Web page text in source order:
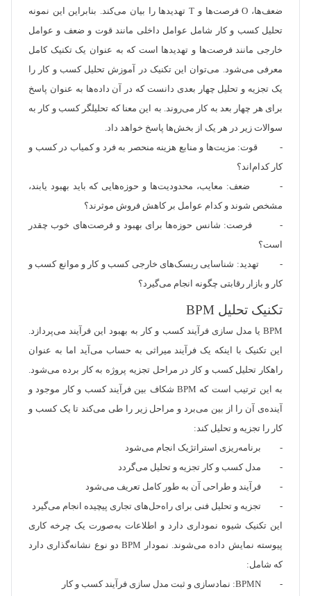
ضعف‌ها، O فرصت‌ها و T تهدیدها را بیان می‌کند. بنابراین این نمونه
تحلیل کسب و کار شامل عوامل داخلی مانند قوت و ضعف و عوامل
خارجی مانند فرصت‌ها و تهدیدها است که به عنوان یک تکنیک کامل
معرفی می‌شود. می‌توان این تکنیک در آموزش تحلیل کسب و کار را
یک تجزیه و تحلیل چهار بعدی دانست که در آن داده‌ها به عنوان پاسخ
برای هر چهار بعد به کار می‌روند. به این معنا که تحلیلگر کسب و کار به
سوالات زیر در هر یک از بخش‌ها پاسخ خواهد داد.
- قوت: مزیت‌ها و منابع هزینه منحصر به فرد و کمیاب در کسب و
کار کدام‌اند؟
- ضعف: معایب، محدودیت‌ها و حوزه‌هایی که باید بهبود یابند،
مشخص شوند و کدام عوامل بر کاهش فروش موثرند؟
- فرصت: شانس حوزه‌ها برای بهبود و فرصت‌های خوب چقدر
است؟
- تهدید: شناسایی ریسک‌های خارجی کسب و کار و موانع کسب و
کار و بازار رقابتی چگونه انجام می‌گیرد؟
تکنیک تحلیل BPM
BPM یا مدل سازی فرآیند کسب و کار به بهبود این فرآیند می‌پردازد.
این تکنیک با اینکه یک فرآیند میراثی به حساب می‌آید اما به عنوان
راهکار تحلیل کسب و کار در مراحل تجزیه پروژه به کار برده می‌شود.
به این ترتیب است که BPM شکاف بین فرآیند کسب و کار موجود و
آینده‌ی آن را از بین می‌برد و مراحل زیر را طی می‌کند تا یک کسب و
کار را تجزیه و تحلیل کند:
- برنامه‌ریزی استراتژیک انجام می‌شود
- مدل کسب و کار تجزیه و تحلیل می‌گردد
- فرآیند و طراحی آن به طور کامل تعریف می‌شود
- تجزیه و تحلیل فنی برای راه‌حل‌های تجاری پیچیده انجام می‌گیرد
این تکنیک شیوه نموداری دارد و اطلاعات به‌صورت یک چرخه کاری
پیوسته نمایش داده می‌شوند. نمودار BPM دو نوع نشانه‌گذاری دارد
که شامل:
- BPMN: نمادسازی و ثبت مدل سازی فرآیند کسب و کار